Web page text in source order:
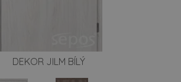
DEKOR JILM BÍLÝ